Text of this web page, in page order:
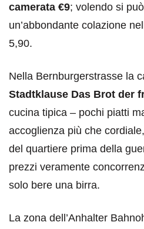
camerata €9; volendo si
un’abbondante colazione
5,90.
Nella Bernburgerstrasse la
Stadtklause Das Brot der
cucina tipica – pochi piatti
accoglienza più che
del quartiere prima della
prezzi veramente
solo bere una birra.
La zona dell’Anhalter